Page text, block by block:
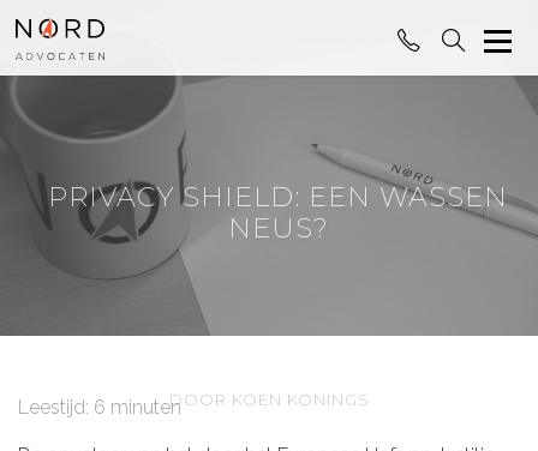
PRIVACY SHIELD: EEN WASSEN
NEUS?
DOOR KOEN KONINGS
Leestijd: 6 minuten